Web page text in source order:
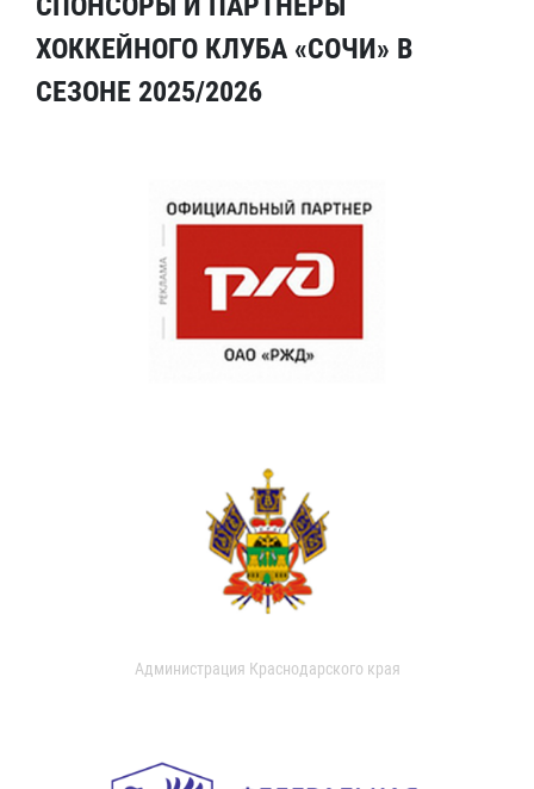
ХОККЕЙНОГО КЛУБА «СОЧИ» В
СЕЗОНЕ 2025/2026
Администрация Краснодарского края